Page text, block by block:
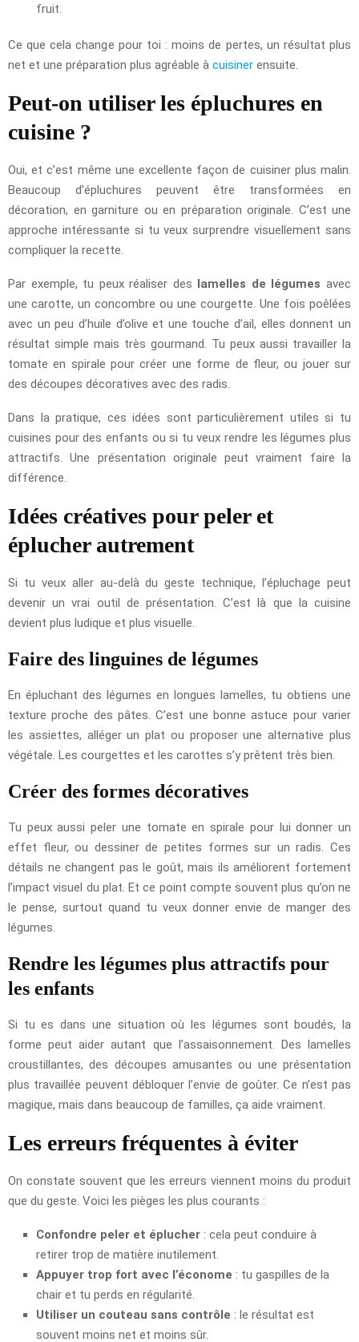
fruit.
Ce que cela change pour toi : moins de pertes, un résultat plus
net et une préparation plus agréable à cuisiner ensuite.
Peut-on utiliser les épluchures en
cuisine ?
Oui, et c’est même une excellente façon de cuisiner plus malin.
Beaucoup d’épluchures peuvent être transformées en
décoration, en garniture ou en préparation originale. C’est une
approche intéressante si tu veux surprendre visuellement sans
compliquer la recette.
Par exemple, tu peux réaliser des lamelles de légumes avec
une carotte, un concombre ou une courgette. Une fois poêlées
avec un peu d’huile d’olive et une touche d’ail, elles donnent un
résultat simple mais très gourmand. Tu peux aussi travailler la
tomate en spirale pour créer une forme de fleur, ou jouer sur
des découpes décoratives avec des radis.
Dans la pratique, ces idées sont particulièrement utiles si tu
cuisines pour des enfants ou si tu veux rendre les légumes plus
attractifs. Une présentation originale peut vraiment faire la
différence.
Idées créatives pour peler et
éplucher autrement
Si tu veux aller au-delà du geste technique, l’épluchage peut
devenir un vrai outil de présentation. C’est là que la cuisine
devient plus ludique et plus visuelle.
Faire des linguines de légumes
En épluchant des légumes en longues lamelles, tu obtiens une
texture proche des pâtes. C’est une bonne astuce pour varier
les assiettes, alléger un plat ou proposer une alternative plus
végétale. Les courgettes et les carottes s’y prêtent très bien.
Créer des formes décoratives
Tu peux aussi peler une tomate en spirale pour lui donner un
effet fleur, ou dessiner de petites formes sur un radis. Ces
détails ne changent pas le goût, mais ils améliorent fortement
l’impact visuel du plat. Et ce point compte souvent plus qu’on ne
le pense, surtout quand tu veux donner envie de manger des
légumes.
Rendre les légumes plus attractifs pour
les enfants
Si tu es dans une situation où les légumes sont boudés, la
forme peut aider autant que l’assaisonnement. Des lamelles
croustillantes, des découpes amusantes ou une présentation
plus travaillée peuvent débloquer l’envie de goûter. Ce n’est pas
magique, mais dans beaucoup de familles, ça aide vraiment.
Les erreurs fréquentes à éviter
On constate souvent que les erreurs viennent moins du produit
que du geste. Voici les pièges les plus courants :
Confondre peler et éplucher : cela peut conduire à
retirer trop de matière inutilement.
Appuyer trop fort avec l’économe : tu gaspilles de la
chair et tu perds en régularité.
Utiliser un couteau sans contrôle : le résultat est
souvent moins net et moins sûr.